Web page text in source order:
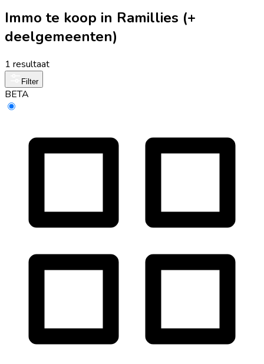
Immo te koop in Ramillies (+
deelgemeenten)
1 resultaat
Filter
BETA